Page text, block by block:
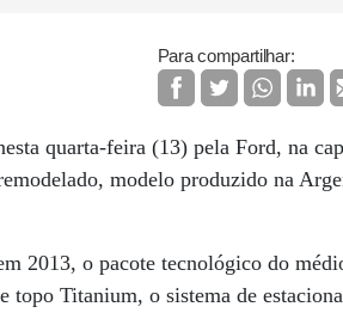
Para compartilhar:
quarta-feira (13) pela Ford, na
modelo produzido na
2013, o pacote tecnológico do
topo Titanium, o sistema de